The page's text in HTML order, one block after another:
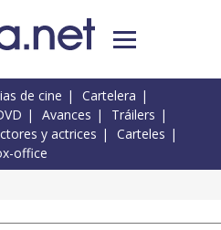
de cine
Cartelera
Avances
Tráilers
y actrices
Carteles
office